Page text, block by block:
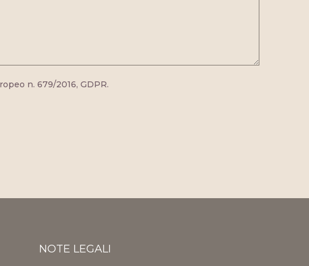
n. 679/2016, GDPR.
NOTE LEGALI